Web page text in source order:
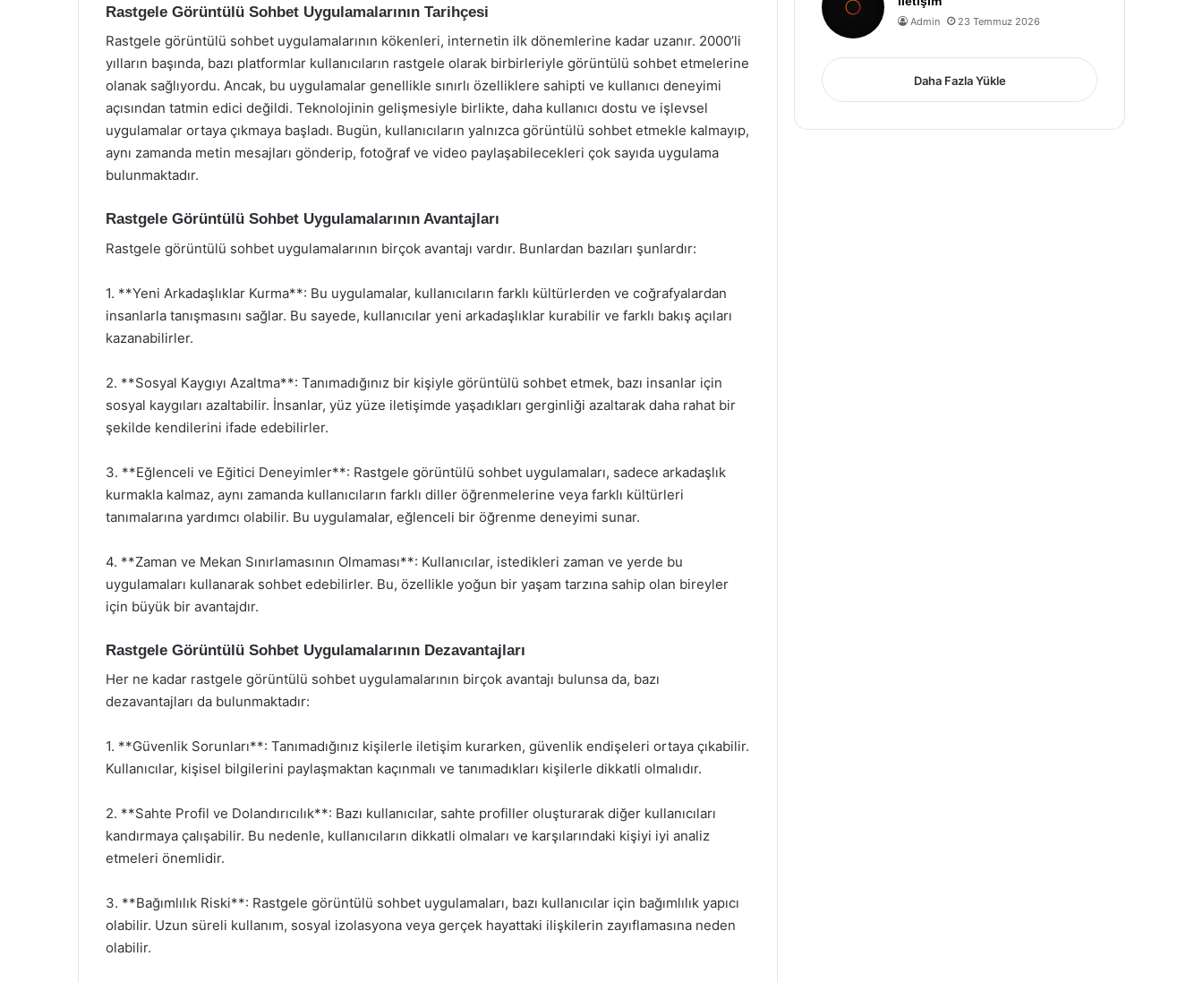
Rastgele Görüntülü Sohbet Uygulamalarının Tarihçesi
Rastgele görüntülü sohbet uygulamalarının kökenleri, internetin ilk dönemlerine kadar uzanır. 2000’li
yılların başında, bazı platformlar kullanıcıların rastgele olarak birbirleriyle görüntülü sohbet etmelerine
olanak sağlıyordu. Ancak, bu uygulamalar genellikle sınırlı özelliklere sahipti ve kullanıcı deneyimi
açısından tatmin edici değildi. Teknolojinin gelişmesiyle birlikte, daha kullanıcı dostu ve işlevsel
uygulamalar ortaya çıkmaya başladı. Bugün, kullanıcıların yalnızca görüntülü sohbet etmekle kalmayıp,
aynı zamanda metin mesajları gönderip, fotoğraf ve video paylaşabilecekleri çok sayıda uygulama
bulunmaktadır.
Rastgele Görüntülü Sohbet Uygulamalarının Avantajları
Rastgele görüntülü sohbet uygulamalarının birçok avantajı vardır. Bunlardan bazıları şunlardır:
1. **Yeni Arkadaşlıklar Kurma**: Bu uygulamalar, kullanıcıların farklı kültürlerden ve coğrafyalardan
insanlarla tanışmasını sağlar. Bu sayede, kullanıcılar yeni arkadaşlıklar kurabilir ve farklı bakış açıları
kazanabilirler.
2. **Sosyal Kaygıyı Azaltma**: Tanımadığınız bir kişiyle görüntülü sohbet etmek, bazı insanlar için
sosyal kaygıları azaltabilir. İnsanlar, yüz yüze iletişimde yaşadıkları gerginliği azaltarak daha rahat bir
şekilde kendilerini ifade edebilirler.
3. **Eğlenceli ve Eğitici Deneyimler**: Rastgele görüntülü sohbet uygulamaları, sadece arkadaşlık
kurmakla kalmaz, aynı zamanda kullanıcıların farklı diller öğrenmelerine veya farklı kültürleri
tanımalarına yardımcı olabilir. Bu uygulamalar, eğlenceli bir öğrenme deneyimi sunar.
4. **Zaman ve Mekan Sınırlamasının Olmaması**: Kullanıcılar, istedikleri zaman ve yerde bu
uygulamaları kullanarak sohbet edebilirler. Bu, özellikle yoğun bir yaşam tarzına sahip olan bireyler
için büyük bir avantajdır.
Rastgele Görüntülü Sohbet Uygulamalarının Dezavantajları
Her ne kadar rastgele görüntülü sohbet uygulamalarının birçok avantajı bulunsa da, bazı
dezavantajları da bulunmaktadır:
1. **Güvenlik Sorunları**: Tanımadığınız kişilerle iletişim kurarken, güvenlik endişeleri ortaya çıkabilir.
Kullanıcılar, kişisel bilgilerini paylaşmaktan kaçınmalı ve tanımadıkları kişilerle dikkatli olmalıdır.
2. **Sahte Profil ve Dolandırıcılık**: Bazı kullanıcılar, sahte profiller oluşturarak diğer kullanıcıları
kandırmaya çalışabilir. Bu nedenle, kullanıcıların dikkatli olmaları ve karşılarındaki kişiyi iyi analiz
etmeleri önemlidir.
3. **Bağımlılık Riski**: Rastgele görüntülü sohbet uygulamaları, bazı kullanıcılar için bağımlılık yapıcı
olabilir. Uzun süreli kullanım, sosyal izolasyona veya gerçek hayattaki ilişkilerin zayıflamasına neden
olabilir.
Admin 23 Temmuz 2026
Daha Fazla Yükle